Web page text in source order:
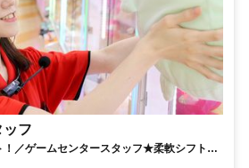
フ
！／ゲームセンタースタッフ★柔軟シフトで